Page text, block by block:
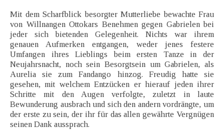
Mit dem Scharfblick besorgter Mutterliebe bewachte Frau
von Willnangen Ottokars Benehmen gegen Gabrielen bei
jeder sich bietenden Gelegenheit. Nichts war ihrem
genauen Aufmerken entgangen, weder jenes festere
Umfangen ihres Lieblings beim ersten Tanze in der
Neujahrsnacht, noch sein Besorgtsein um Gabrielen, als
Aurelia sie zum Fandango hinzog. Freudig hatte sie
gesehen, mit welchem Entzücken er hierauf jeden ihrer
Schritte mit den Augen verfolgte, zuletzt in laute
Bewunderung ausbrach und sich den andern vordrängte, um
der erste zu sein, der ihr für das allen gewährte Vergnügen
seinen Dank aussprach.